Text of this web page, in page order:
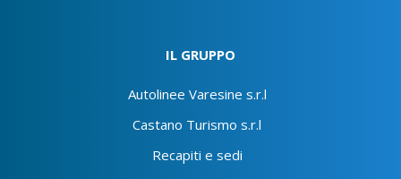
IL GRUPPO
Autolinee Varesine s.r.l
Castano Turismo s.r.l
Recapiti e sedi